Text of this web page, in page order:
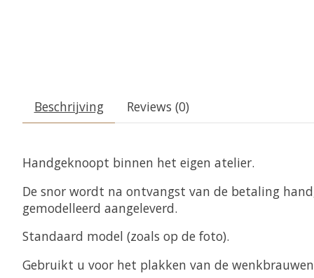
Beschrijving Reviews (0)
Handgeknoopt binnen het eigen atelier.
De snor wordt na ontvangst van de betaling
gemodelleerd aangeleverd.
Standaard model (zoals op de foto).
Gebruikt u voor het plakken van de